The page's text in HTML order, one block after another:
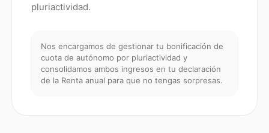
pluriactividad.
Nos encargamos de gestionar tu bonificación de
cuota de autónomo por pluriactividad y
consolidamos ambos ingresos en tu declaración
de la Renta anual para que no tengas sorpresas.